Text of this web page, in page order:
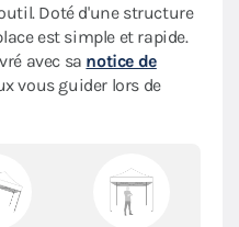
Doté d'une structure
est simple et rapide.
avec sa notice de
vous guider lors de